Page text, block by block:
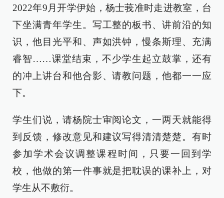
2022年9月开学伊始，杨士莪准时走进教室，台
下坐满青年学生。写工整的板书、讲前沿的知
识，他目光平和、声如洪钟，慢条斯理、充满
睿智……课堂结束，不少学生起立鼓掌，还有
的冲上讲台和他合影、请教问题，他都一一应
下。
学生们说，请杨院士审阅论文，一两天就能得
到反馈，修改意见和建议写得清清楚楚。有时
参加学术会议调整课程时间，只要一回到学
校，他做的第一件事就是把耽误的课补上，对
学生从不敷衍。